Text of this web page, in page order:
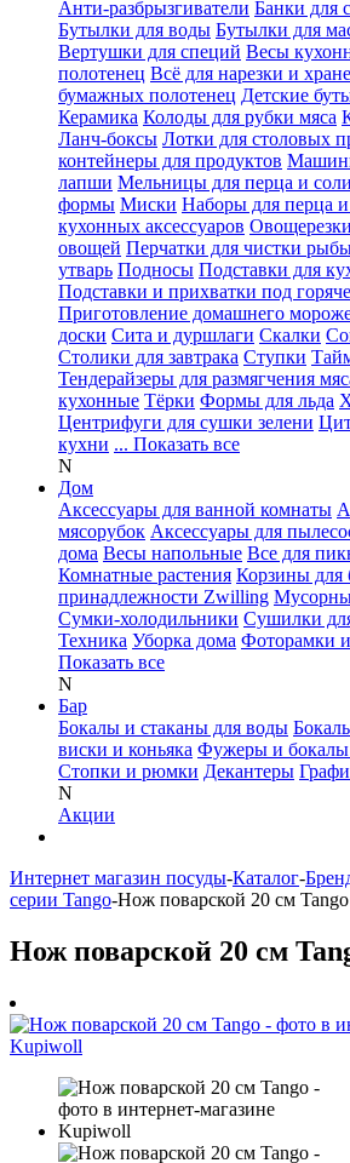
Анти-разбрызгиватели Банки для
Бутылки для воды Бутылки для
Вертушки для специй Весы
полотенец Всё для нарезки и
бумажных полотенец Детские
Керамика Колоды для рубки мяса
Ланч-боксы Лотки для столовых
контейнеры для продуктов
лапши Мельницы для перца и соли
формы Миски Наборы для перца
кухонных аксессуаров Овощерезки
овощей Перчатки для чистки
утварь Подносы Подставки для
Подставки и прихватки под
Приготовление домашнего
доски Сита и дуршлаги Скалки
Столики для завтрака Ступки
Тендерайзеры для размягчения
кухонные Тёрки Формы для льда
Центрифуги для сушки зелени
кухни ... Показать все
N
Дом
Аксессуары для ванной комнаты
мясорубок Аксессуары для
дома Весы напольные Все для
Комнатные растения Корзины для
принадлежности Zwilling
Сумки-холодильники Сушилки
Техника Уборка дома Фоторамки
Показать все
N
Бар
Бокалы и стаканы для воды
виски и коньяка Фужеры и бокалы
Стопки и рюмки Декантеры
N
Акции
Интернет магазин посуды-Каталог-
серии Tango-Нож поварской 20 см
Нож поварской 20 см